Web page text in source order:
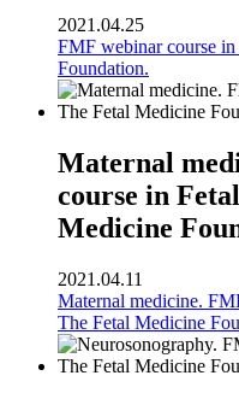
2021.04.25
FMF webinar course
Foundation.
Maternal
course in
Medicine
2021.04.11
Maternal medicine.
The Fetal Medicine